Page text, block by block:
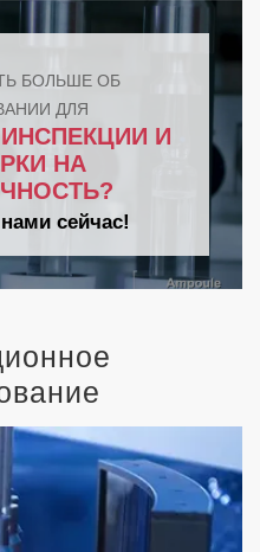
БОЛЬШЕ ОБ
ДЛЯ
И
НА
сейчас!